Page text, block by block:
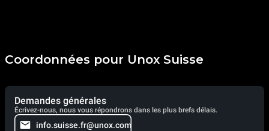
Coordonnées pour Unox Suisse
Demandes générales
Écrivez-nous, nous vous répondrons dans les plus brefs délais.
info.suisse.fr@unox.com